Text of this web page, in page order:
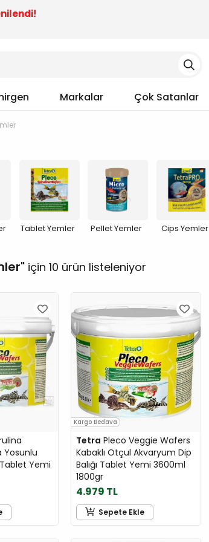
Markalar Çok Satanlar
Tablet Yemler Pellet Yemler Cips Yemler
için 10 ürün listeleniyor
Yosunlu
Tablet Yemi
Kargo Bedava
Tetra Pleco Veggie Wafers
Kabaklı Otçul Akvaryum Dip
Balığı Tablet Yemi 3600ml
1800gr
4.979 TL
Sepete Ekle